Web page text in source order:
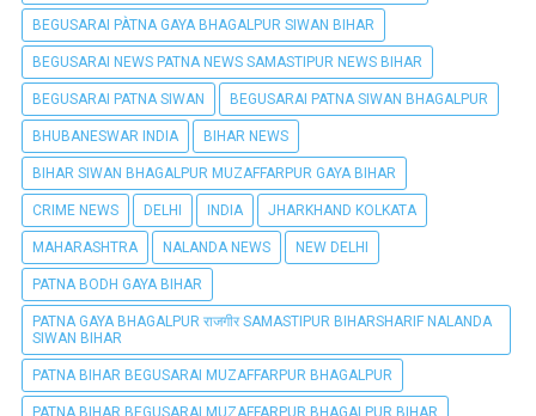
BEGUSARAI PÀTNA GAYA BHAGALPUR SIWAN BIHAR
BEGUSARAI NEWS PATNA NEWS SAMASTIPUR NEWS BIHAR
BEGUSARAI PATNA SIWAN BEGUSARAI PATNA SIWAN BHAGALPUR
BHUBANESWAR INDIA BIHAR NEWS
BIHAR SIWAN BHAGALPUR MUZAFFARPUR GAYA BIHAR
CRIME NEWS DELHI INDIA JHARKHAND KOLKATA
MAHARASHTRA NALANDA NEWS NEW DELHI
PATNA BODH GAYA BIHAR
PATNA GAYA BHAGALPUR राजगीर SAMASTIPUR BIHARSHARIF NALANDA
SIWAN BIHAR
PATNA BIHAR BEGUSARAI MUZAFFARPUR BHAGALPUR
PATNA BIHAR BEGUSARAI MUZAFFARPUR BHAGALPUR BIHAR